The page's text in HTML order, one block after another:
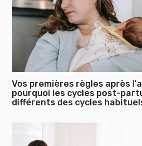
Vos premières règles après
pourquoi les cycles post-
différents des cycles